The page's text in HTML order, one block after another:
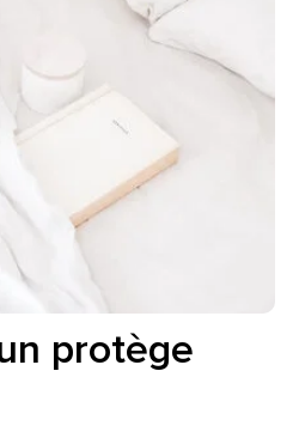
protège